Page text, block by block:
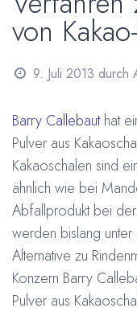
von
9. Juli 2013 durch
Barry Callebauthat
Pulver aus
Kakaoschalen sind
ähnlich wie bei
Abfallprodukt bei
werden bislang
Alternative zu
Konzern Barry
Pulver aus